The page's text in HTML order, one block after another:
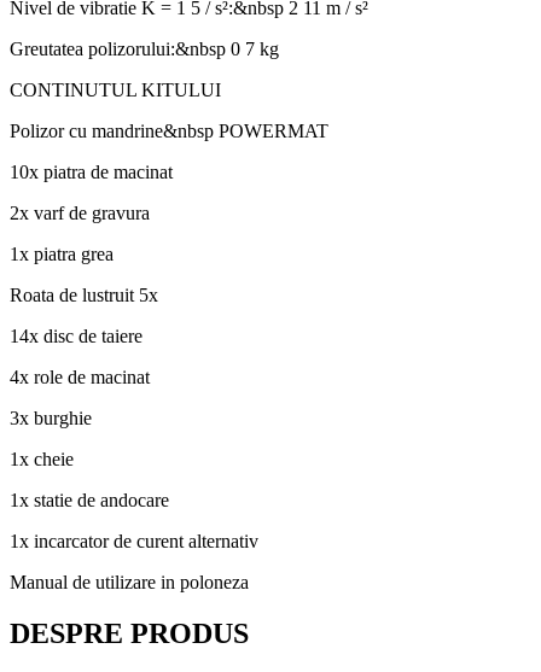
Nivel de vibratie K = 1 5 / s²:&nbsp 2 11 m / s²
Greutatea polizorului:&nbsp 0 7 kg
CONTINUTUL KITULUI
Polizor cu mandrine&nbsp POWERMAT
10x piatra de macinat
2x varf de gravura
1x piatra grea
Roata de lustruit 5x
14x disc de taiere
4x role de macinat
3x burghie
1x cheie
1x statie de andocare
1x incarcator de curent alternativ
Manual de utilizare in poloneza
DESPRE PRODUS